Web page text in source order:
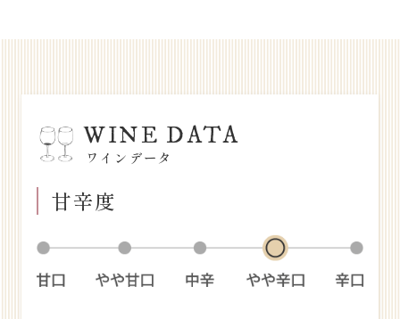
WINE DATA
ワインデータ
甘辛度